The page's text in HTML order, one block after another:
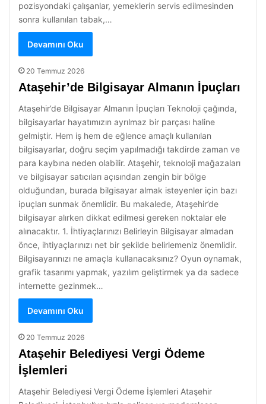
pozisyondaki çalışanlar, yemeklerin servis edilmesinden
sonra kullanılan tabak,…
Devamını Oku
20 Temmuz 2026
Ataşehir’de Bilgisayar Almanın İpuçları
Ataşehir’de Bilgisayar Almanın İpuçları Teknoloji çağında,
bilgisayarlar hayatımızın ayrılmaz bir parçası haline
gelmiştir. Hem iş hem de eğlence amaçlı kullanılan
bilgisayarlar, doğru seçim yapılmadığı takdirde zaman ve
para kaybına neden olabilir. Ataşehir, teknoloji mağazaları
ve bilgisayar satıcıları açısından zengin bir bölge
olduğundan, burada bilgisayar almak isteyenler için bazı
ipuçları sunmak önemlidir. Bu makalede, Ataşehir’de
bilgisayar alırken dikkat edilmesi gereken noktalar ele
alınacaktır. 1. İhtiyaçlarınızı Belirleyin Bilgisayar almadan
önce, ihtiyaçlarınızı net bir şekilde belirlemeniz önemlidir.
Bilgisayarınızı ne amaçla kullanacaksınız? Oyun oynamak,
grafik tasarımı yapmak, yazılım geliştirmek ya da sadece
internette gezinmek…
Devamını Oku
20 Temmuz 2026
Ataşehir Belediyesi Vergi Ödeme
İşlemleri
Ataşehir Belediyesi Vergi Ödeme İşlemleri Ataşehir